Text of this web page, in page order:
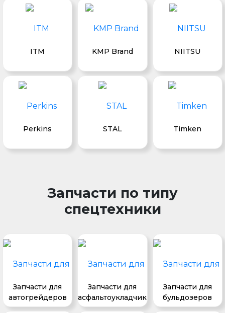
ITM KMP Brand NIITSU
Perkins STAL Timken
Запчасти по типу
спецтехники
Запчасти для
автогрейдеров
Запчасти для
асфальтоукладчиков
Запчасти для
бульдозеров